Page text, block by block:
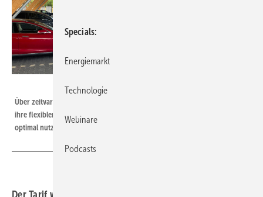
Über zeitvariable Stromtarife können die Unternehmen in Zukunft auch
ihre flexiblen Lasten wie Ladestationen von Elektroautos oder Speicher
optimal nutzen.
Der Tarif wird mit einem Energiemanagement verknüpft,
Specials
Energiemarkt
Technologie
Webinare
Podcasts